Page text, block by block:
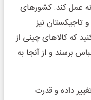
عمل کند. کشورهای
تاجیکستان نیز
که کالاهای چینی از
برسند و از آنجا به
داده و قدرت